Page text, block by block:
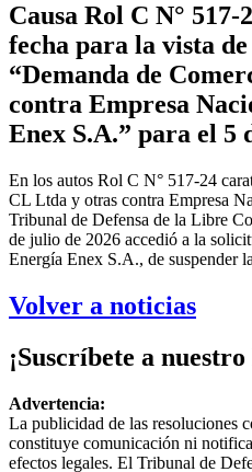
Causa Rol C N°
fecha para la vista
“Demanda de
contra Empresa
Enex S.A.” para el 5
En los autos Rol C N° 517-24
CL Ltda y otras contra Empresa
Tribunal de Defensa de la Libre
de julio de 2026 accedió a la
Energía Enex S.A., de suspender
Volver a noticias
¡Suscríbete a
Advertencia:
La publicidad de las resoluciones
constituye comunicación ni
efectos legales. El Tribunal de